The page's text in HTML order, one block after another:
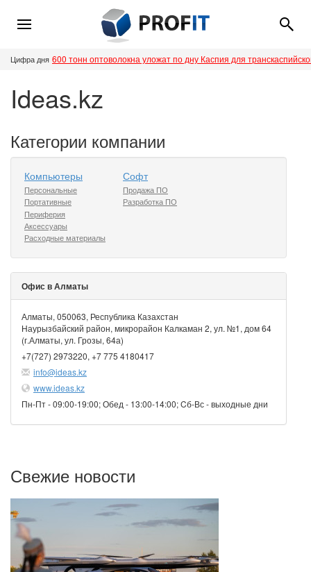
Цифра дня 600 тонн оптоволокна уложат по дну Каспия для
Ideas.kz
Категории компании
Компьютеры
Персональные
Портативные
Периферия
Аксессуары
Расходные материалы
Софт
Продажа ПО
Разработка ПО
Офис в Алматы
Алматы, 050063, Республика Казахстан
Наурызбайский район, микрорайон Калкаман 2, ул. №1, дом 64
(г.Алматы, ул. Грозы, 64а)
+7(727) 2973220, +7 775 4180417
info@ideas.kz
www.ideas.kz
Пн-Пт - 09:00-19:00; Обед - 13:00-14:00; Cб-Вс - выходные дни
Свежие новости